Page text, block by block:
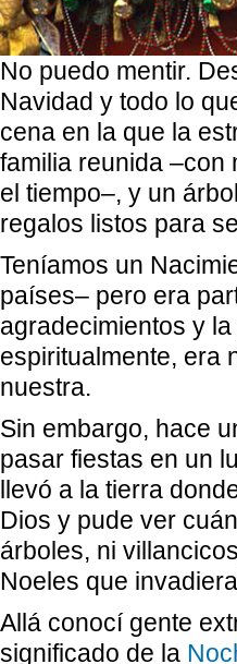
No puedo mentir.
Navidad y todo lo
cena en la que la
familia reunida –con
el tiempo–, y un
regalos listos para
Teníamos un
países– pero era
agradecimientos y
espiritualmente, era
nuestra.
Sin embargo, hace
pasar fiestas en un
llevó a la tierra
Dios y pude ver
árboles, ni
Noeles que
Allá conocí gente
significado de la